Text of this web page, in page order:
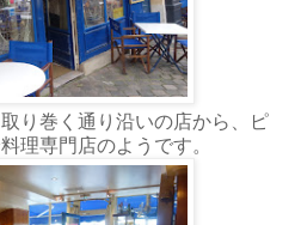
り巻く通り沿いの店から、ピ
理専門店のようです。